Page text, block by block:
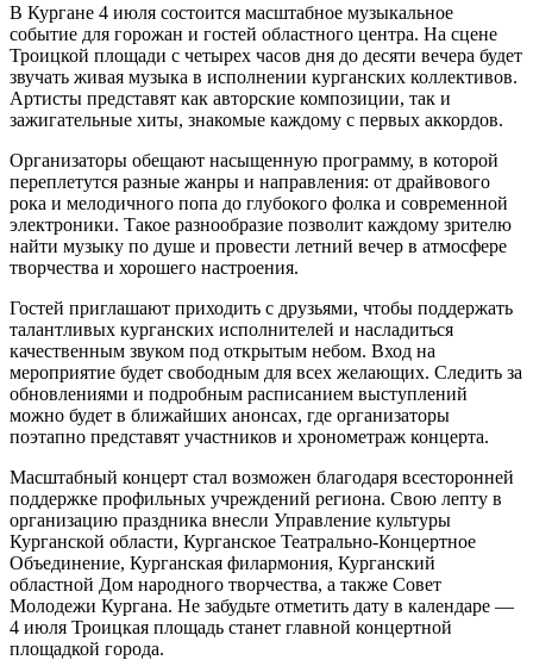
В Кургане 4 июля состоится масштабное музыкальное
событие для горожан и гостей областного центра. На сцене
Троицкой площади с четырех часов дня до десяти вечера будет
звучать живая музыка в исполнении курганских коллективов.
Артисты представят как авторские композиции, так и
зажигательные хиты, знакомые каждому с первых аккордов.
Организаторы обещают насыщенную программу, в которой
переплетутся разные жанры и направления: от драйвового
рока и мелодичного попа до глубокого фолка и современной
электроники. Такое разнообразие позволит каждому зрителю
найти музыку по душе и провести летний вечер в атмосфере
творчества и хорошего настроения.
Гостей приглашают приходить с друзьями, чтобы поддержать
талантливых курганских исполнителей и насладиться
качественным звуком под открытым небом. Вход на
мероприятие будет свободным для всех желающих. Следить за
обновлениями и подробным расписанием выступлений
можно будет в ближайших анонсах, где организаторы
поэтапно представят участников и хронометраж концерта.
Масштабный концерт стал возможен благодаря всесторонней
поддержке профильных учреждений региона. Свою лепту в
организацию праздника внесли Управление культуры
Курганской области, Курганское Театрально-Концертное
Объединение, Курганская филармония, Курганский
областной Дом народного творчества, а также Совет
Молодежи Кургана. Не забудьте отметить дату в календаре —
4 июля Троицкая площадь станет главной концертной
площадкой города.